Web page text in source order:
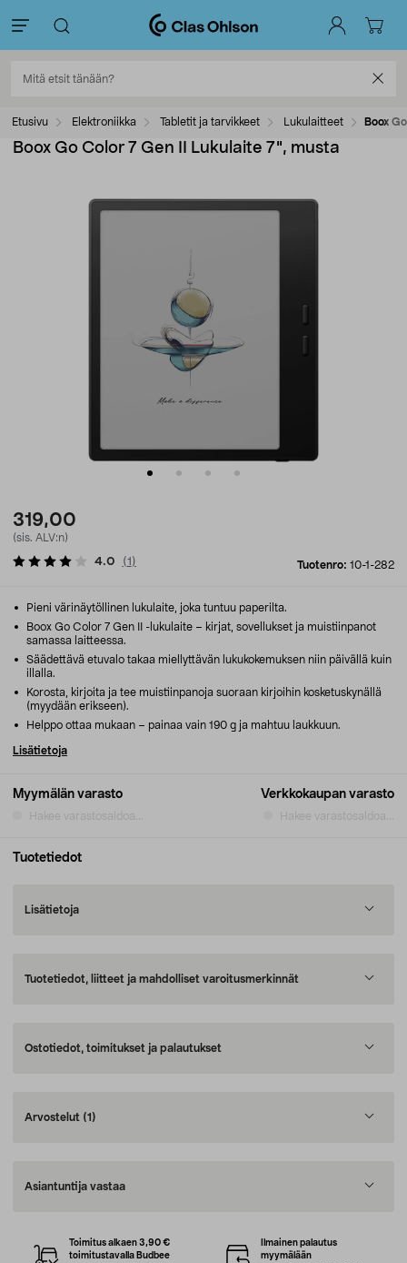
Etusivu Elektroniikka Tabletit ja tarvikkeet Lukulaitteet Boox
Boox Go Color 7 Gen II Lukulaite 7", musta
319,00
(sis. ALV:n)
Tuotenro: 10-1-282
4.0 (1 )
Myymälän varasto
Hakee varastosaldoa...
Verkkokaupan varasto
Hakee varastosaldoa...
Pieni värinäytöllinen lukulaite, joka tuntuu paperilta.
Boox Go Color 7 Gen II -lukulaite – kirjat, sovellukset ja muistiinpanot
samassa laitteessa.
Säädettävä etuvalo takaa miellyttävän lukukokemuksen niin päivällä kuin
illalla.
Korosta, kirjoita ja tee muistiinpanoja suoraan kirjoihin kosketuskynällä
(myydään erikseen).
Helppo ottaa mukaan – painaa vain 190 g ja mahtuu laukkuun.
Lisätietoja
Tuotetiedot
Lisätietoja
Tuotetiedot, liitteet ja mahdolliset varoitusmerkinnät
Ostotiedot, toimitukset ja palautukset
Arvostelut (1)
Asiantuntija vastaa
Toimitus alkaen 3,90 €
toimitustavalla Budbee
Ilmainen palautus
myymälään